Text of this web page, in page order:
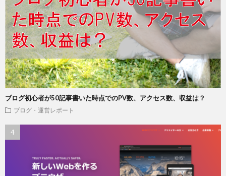
ブログ初心者が50記事書いた時点でのPV数、アクセス数、収益は？
ブログ・運営レポート